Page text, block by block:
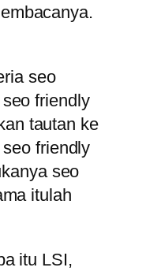
seo
friendly
tautan ke
friendly
seo
itulah
itu LSI,